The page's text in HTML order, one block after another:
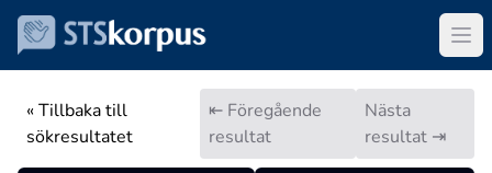
« Tillbaka till
sökresultatet
⇤ Föregående
resultat
Nästa
resultat ⇥